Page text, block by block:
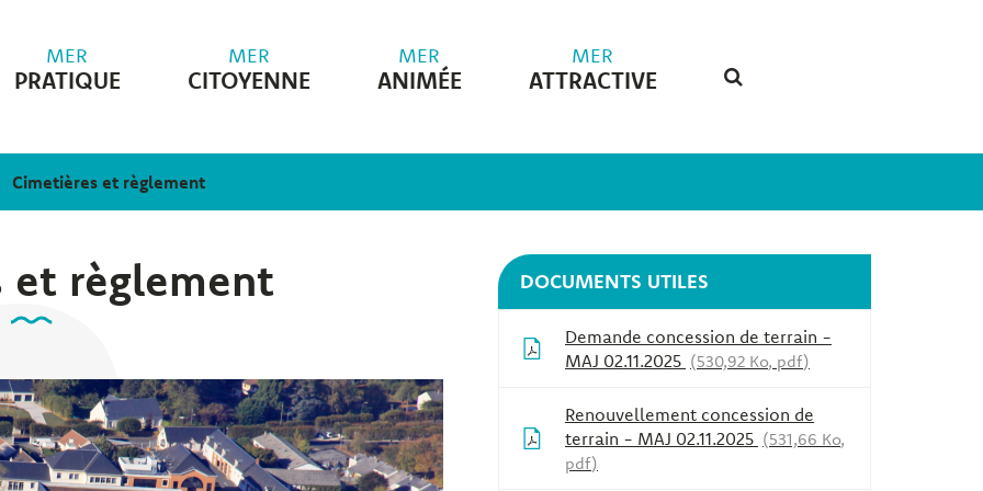
MER
PRATIQUE
MER
CITOYENNE
MER
ANIMÉE
MER
ATTRACTIVE
Cimetières et règlement
et règlement DOCUMENTS UTILES
Demande concession de terrain -
MAJ 02.11.2025
530,92 Ko, pdf
Renouvellement concession de
terrain - MAJ 02.11.2025
531,66 Ko,
pdf